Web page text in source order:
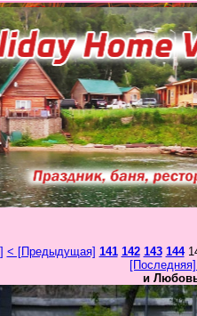
< [Предыдущая] 141 142 143 144
и